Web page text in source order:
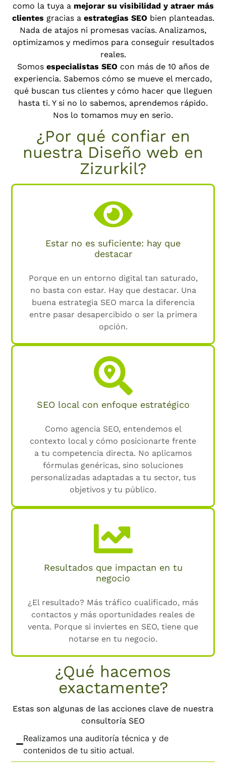
como la tuya a mejorar su visibilidad y atraer más
clientes gracias a estrategias SEO bien planteadas.
Nada de atajos ni promesas vacías. Analizamos,
optimizamos y medimos para conseguir resultados
reales.
Somos especialistas SEO con más de 10 años de
experiencia. Sabemos cómo se mueve el mercado,
qué buscan tus clientes y cómo hacer que lleguen
hasta ti. Y si no lo sabemos, aprendemos rápido.
Nos lo tomamos muy en serio.
¿Por qué confiar en
nuestra Diseño web en
Zizurkil?
Estar no es suficiente: hay que
destacar
Porque en un entorno digital tan saturado,
no basta con estar. Hay que destacar. Una
buena estrategia SEO marca la diferencia
entre pasar desapercibido o ser la primera
opción.
SEO local con enfoque estratégico
Como agencia SEO, entendemos el
contexto local y cómo posicionarte frente
a tu competencia directa. No aplicamos
fórmulas genéricas, sino soluciones
personalizadas adaptadas a tu sector, tus
objetivos y tu público.
Resultados que impactan en tu
negocio
¿El resultado? Más tráfico cualificado, más
contactos y más oportunidades reales de
venta. Porque si inviertes en SEO, tiene que
notarse en tu negocio.
¿Qué hacemos
exactamente?
Estas son algunas de las acciones clave de nuestra
consultoría SEO
Realizamos una auditoría técnica y de
contenidos de tu sitio actual.